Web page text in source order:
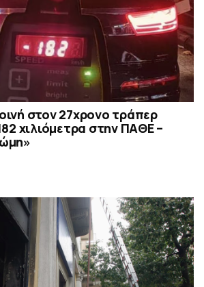
στον 27χρονο τράπερ
χιλιόμετρα στην ΠΑΘΕ –